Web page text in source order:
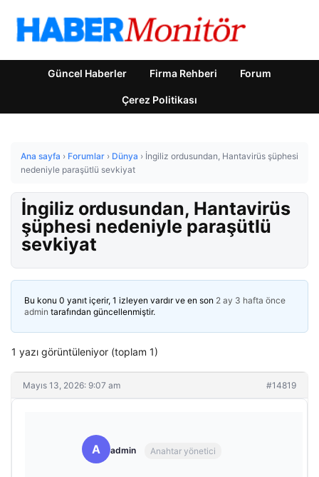
Güncel Haberler Firma Rehberi Forum
Çerez Politikası
Ana sayfa › Forumlar › Dünya › İngiliz ordusundan, Hantavirüs şüphesi
nedeniyle paraşütlü sevkiyat
İngiliz ordusundan, Hantavirüs
şüphesi nedeniyle paraşütlü
sevkiyat
Bu konu 0 yanıt içerir, 1 izleyen vardır ve en son 2 ay 3 hafta önce
admin tarafından güncellenmiştir.
1 yazı görüntüleniyor (toplam 1)
Mayıs 13, 2026: 9:07 am #14819
A admin Anahtar yönetici